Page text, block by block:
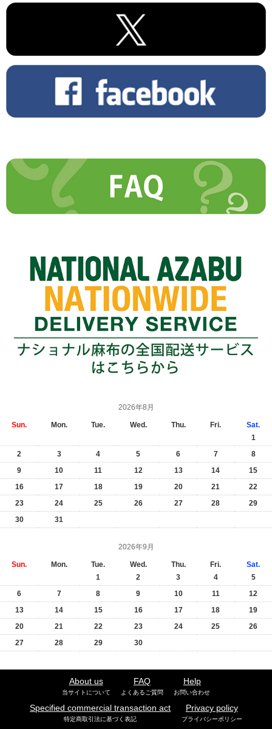
2026年8月
Sun. Mon. Tue. Wed. Thu. Fri.
Sat.
1
2
3 4 5 6 7
8
9
10 11 12 13 14
15
16
17 18 19 20 21
22
23
24 25 26 27 28
29
30
31
2026年9月
Sun. Mon. Tue. Wed. Thu. Fri.
Sat.
1
2 3 4
5
6
7 8 9 10 11
12
13
14 15 16 17 18
19
20
21 22 23 24 25
26
27
28 29 30
About us
当サイトについて
FAQ
よくあるご質問
Help
お問い合わせ
Specified commercial transaction act
特定商取引法に基づく表記
Privacy policy
プライバシーポリシー